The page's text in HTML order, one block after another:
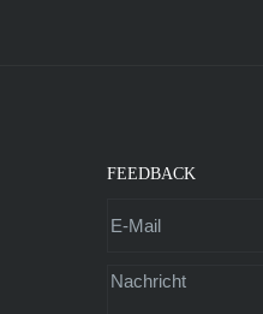
FEEDBACK